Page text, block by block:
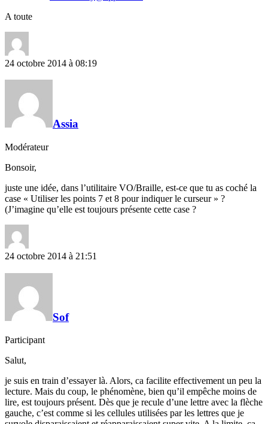
A toute
24 octobre 2014 à 08:19
Assia
Modérateur
Bonsoir,
juste une idée, dans l’utilitaire VO/Braille, est-ce que tu as coché la
case « Utiliser les points 7 et 8 pour indiquer le curseur » ?
(J’imagine qu’elle est toujours présente cette case ?
24 octobre 2014 à 21:51
Sof
Participant
Salut,
je suis en train d’essayer là. Alors, ca facilite effectivement un peu la
lecture. Mais du coup, le phénomène, bien qu’il empêche moins de
lire, est toujours présent. Dès que je recule d’une lettre avec la flèche
gauche, c’est comme si les cellules utilisées par les lettres que je